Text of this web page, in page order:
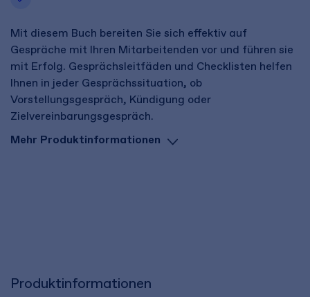
Mit diesem Buch bereiten Sie sich effektiv auf
Gespräche mit Ihren Mitarbeitenden vor und führen sie
mit Erfolg. Gesprächsleitfäden und Checklisten helfen
Ihnen in jeder Gesprächssituation, ob
Vorstellungsgespräch, Kündigung oder
Zielvereinbarungsgespräch.
Mehr Produktinformationen
Produktinformationen